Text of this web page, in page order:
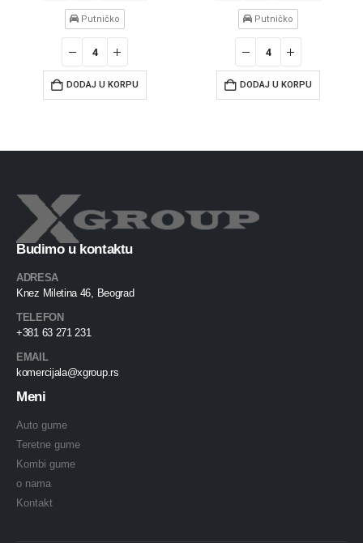
Putničko
DODAJ U KORPU
Putničko
DODAJ U KORPU
Budimo u kontaktu
ADRESA
Knez Miletina 46, Beograd
TELEFON
+381 63 271 231
EMAIL
komercijala@xgroup.rs
Meni
Auto gume
Teretne gume
Kombi gume
o nama
Kontakt